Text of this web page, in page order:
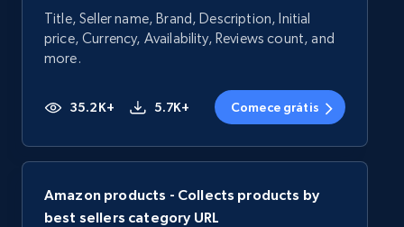
Title, Seller name, Brand, Description, Initial
price, Currency, Availability, Reviews count, and
more.
35.2K+ 5.7K+ Comece grátis
Amazon products - Collects products by
best sellers category URL